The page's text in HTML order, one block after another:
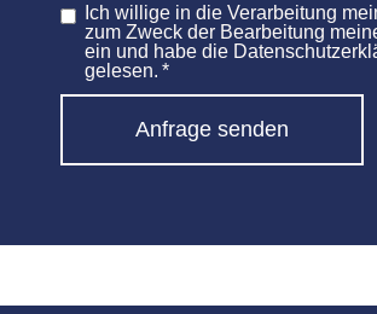
Ich willige in die Verarbeitung
zum Zweck der Bearbeitung
ein und habe die
gelesen. *
Anfrage senden